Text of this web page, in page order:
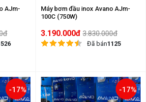
AJm-
Máy bơm đầu inox Avano AJm-
100C (750W)
3.190.000đ 3.830.000đ
Đã bán1125
-17% -17%